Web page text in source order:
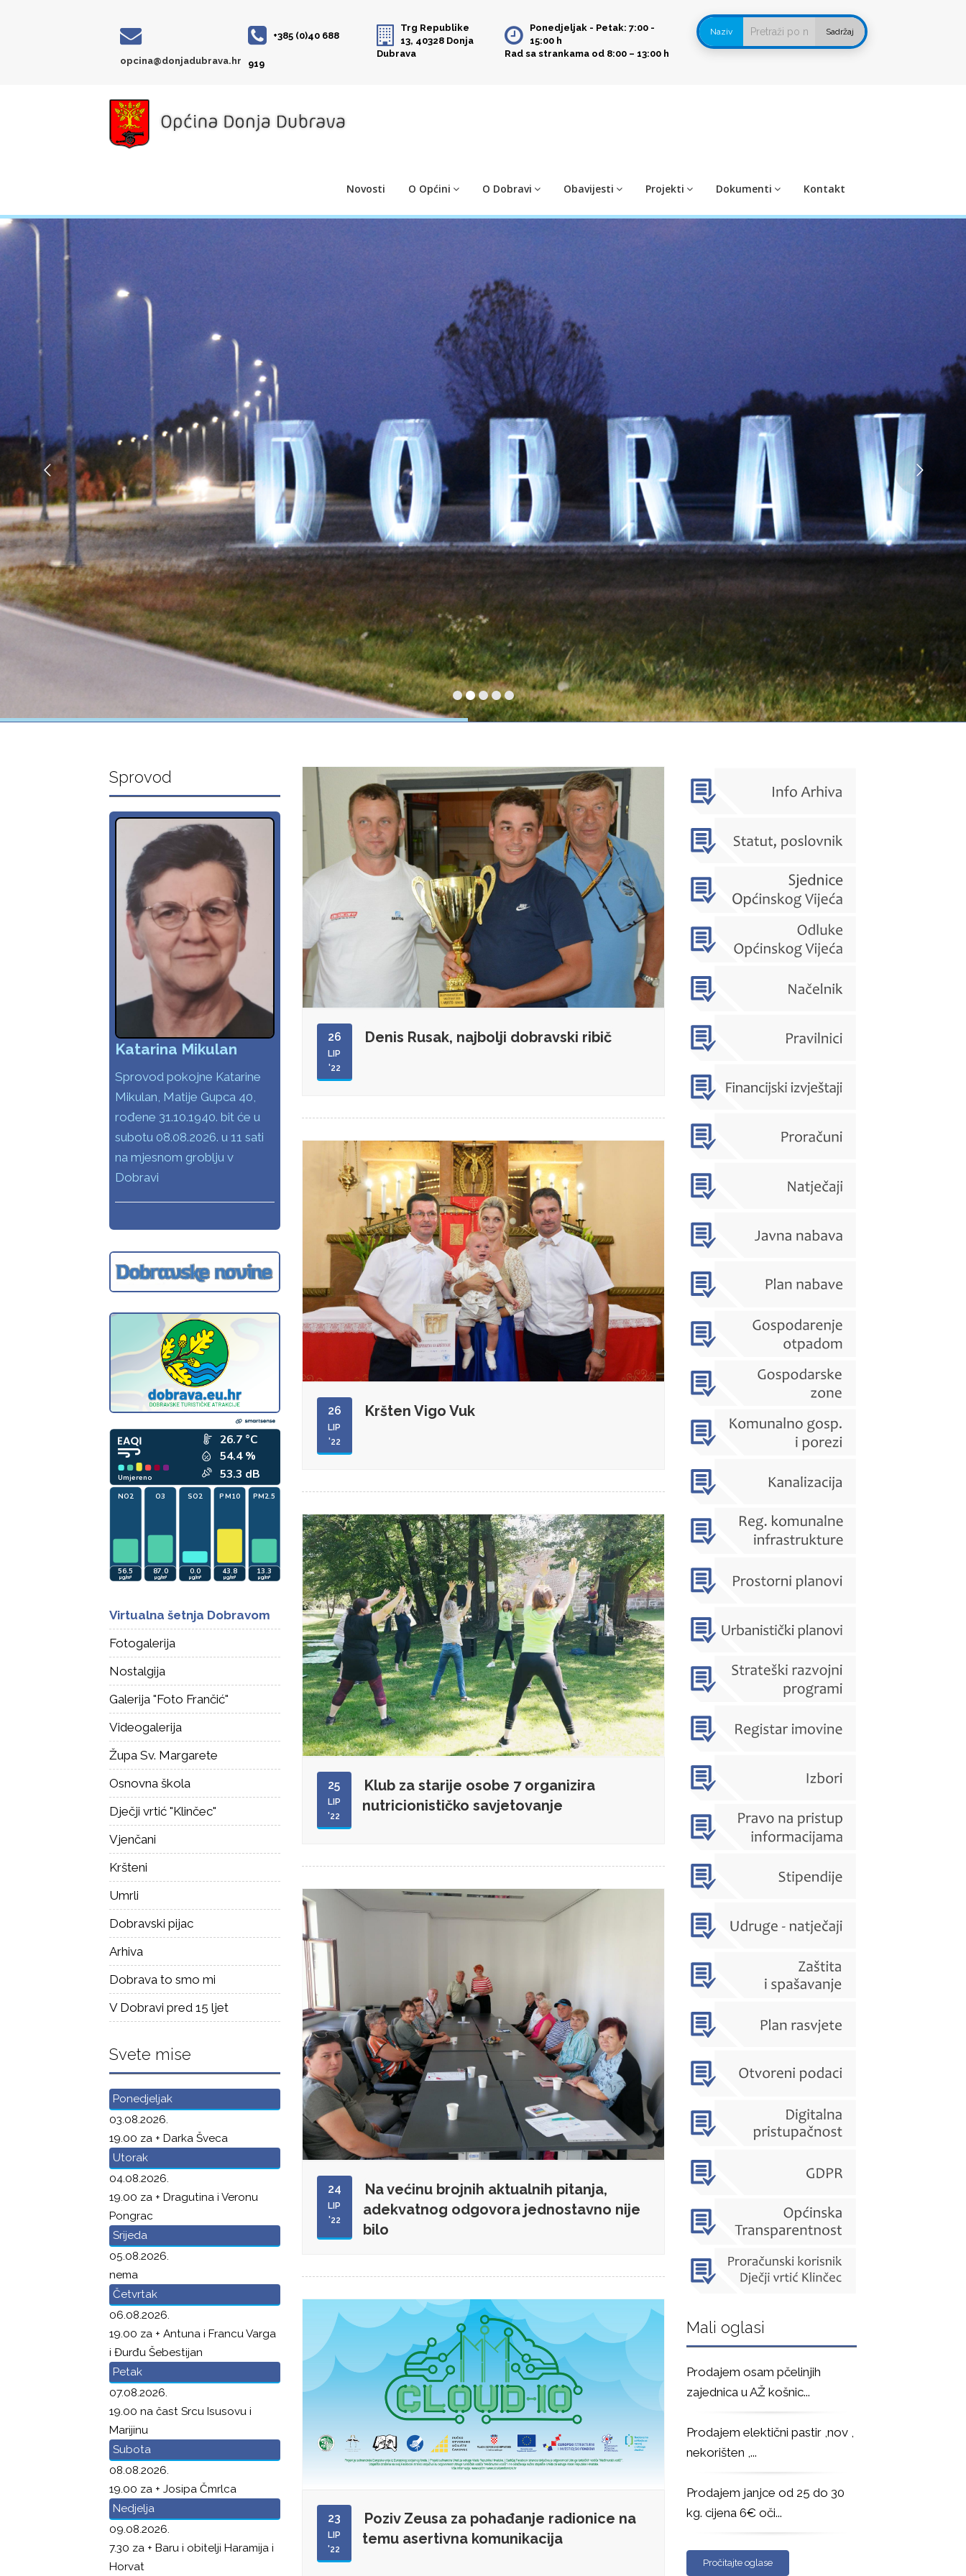
opcina@donjadubrava.hr
+385 (0)40 688
919
Trg Republike
13, 40328 Donja
Dubrava
Ponedjeljak - Petak: 7:00 -
15:00 h
Rad sa strankama od 8:00 – 13:00 h
Naziv Sadržaj
Novosti O Općini O Dobravi Obavijesti Projekti Dokumenti Kontakt
Sprovod
Katarina Mikulan
Sprovod pokojne Katarine
Mikulan, Matije Gupca 40,
rođene 31.10.1940. bit će u
subotu 08.08.2026. u 11 sati
na mjesnom groblju v
Dobravi
Virtualna šetnja Dobravom
Fotogalerija
Nostalgija
Galerija "Foto Frančić"
Videogalerija
Župa Sv. Margarete
Osnovna škola
Dječji vrtić "Klinčec"
Vjenčani
Kršteni
Umrli
Dobravski pijac
Arhiva
Dobrava to smo mi
V Dobravi pred 15 ljet
Svete mise
Ponedjeljak
03.08.2026.
19.00 za + Darka Šveca
Utorak
04.08.2026.
19.00 za + Dragutina i Veronu
Pongrac
Srijeda
05.08.2026.
nema
Četvrtak
06.08.2026.
19.00 za + Antuna i Francu Varga
i Đurđu Šebestijan
Petak
07.08.2026.
19.00 na čast Srcu Isusovu i
Marijinu
Subota
08.08.2026.
19.00 za + Josipa Čmrlca
Nedjelja
09.08.2026.
7.30 za + Baru i obitelji Haramija i
Horvat
26
LIP
'22
Denis Rusak, najbolji dobravski ribič
26
LIP
'22
Kršten Vigo Vuk
25
LIP
'22
Klub za starije osobe 7 organizira
nutricionističko savjetovanje
24
LIP
'22
Na većinu brojnih aktualnih pitanja,
adekvatnog odgovora jednostavno nije
bilo
23
LIP
'22
Poziv Zeusa za pohađanje radionice na
temu asertivna komunikacija
Mali oglasi
Prodajem osam pčelinjih
zajednica u AŽ košnic...
Prodajem elektični pastir ,nov ,
nekorišten ,...
Prodajem janjce od 25 do 30
kg. cijena 6€ oči...
Pročitajte oglase